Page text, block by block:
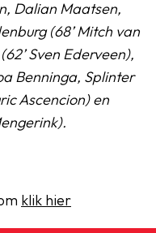
Dalian Maatsen,
(68’ Mitch van
Sven Ederveen),
Benninga, Splinter
Ascencion) en
klik hier